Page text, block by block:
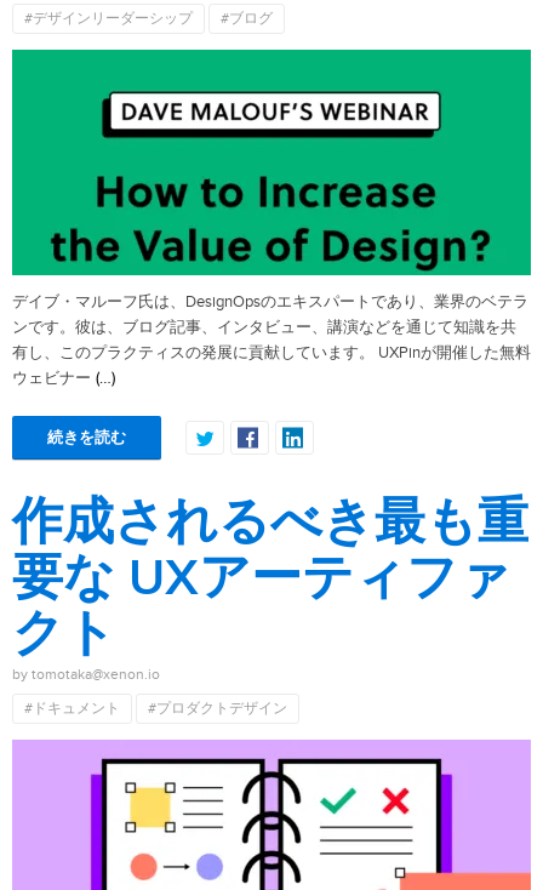
#デザインリーダーシップ
#ブログ
デイブ・マルーフ氏は、DesignOpsのエキスパートであり、業界のベテラ
ンです。彼は、ブログ記事、インタビュー、講演などを通じて知識を共
有し、このプラクティスの発展に貢献しています。 UXPinが開催した無料
ウェビナー (…)
続きを読む
作成されるべき最も重
要な UXアーティファ
クト
by tomotaka@xenon.io
#ドキュメント
#プロダクトデザイン